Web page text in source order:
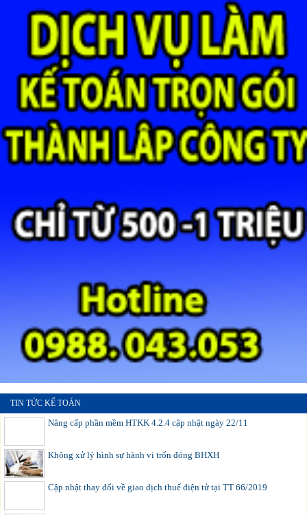
TIN TỨC KẾ TOÁN
Nâng cấp phần mềm HTKK 4.2.4 cập nhật ngày 22/11
Không xử lý hình sự hành vi trốn đóng BHXH
Cập nhật thay đổi về giao dịch thuế điện tử tại TT 66/2019